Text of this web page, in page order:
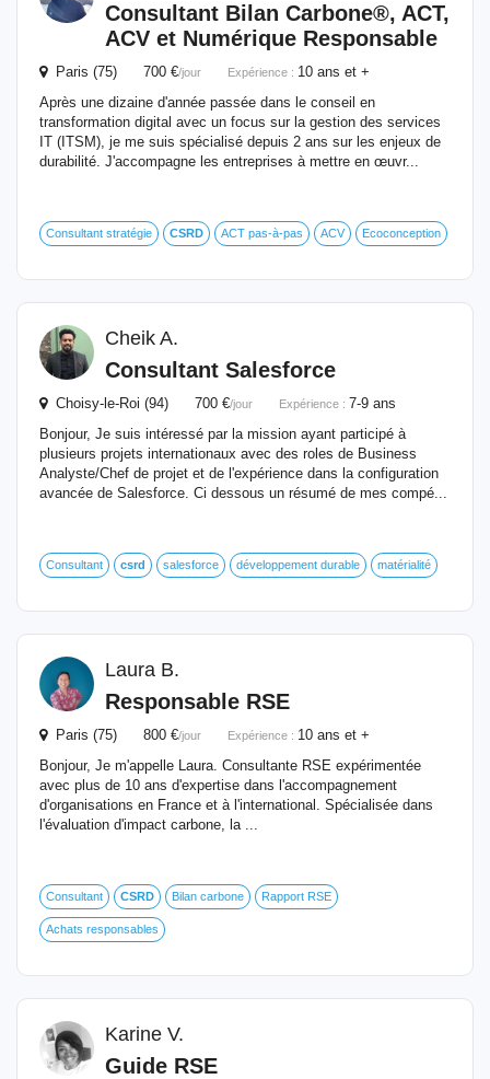
Consultant Bilan Carbone®, ACT,
ACV et Numérique Responsable
Paris (75) 700 €/jour Expérience : 10 ans et +
Après une dizaine d'année passée dans le conseil en
transformation digital avec un focus sur la gestion des services
IT (ITSM), je me suis spécialisé depuis 2 ans sur les enjeux de
durabilité. J'accompagne les entreprises à mettre en œuvr...
Consultant stratégie CSRD ACT pas-à-pas ACV Ecoconception
Cheik A.
Consultant Salesforce
Choisy-le-Roi (94) 700 €/jour Expérience : 7-9 ans
Bonjour, Je suis intéressé par la mission ayant participé à
plusieurs projets internationaux avec des roles de Business
Analyste/Chef de projet et de l'expérience dans la configuration
avancée de Salesforce. Ci dessous un résumé de mes compé...
Consultant csrd salesforce développement durable matérialité
Laura B.
Responsable RSE
Paris (75) 800 €/jour Expérience : 10 ans et +
Bonjour, Je m'appelle Laura. Consultante RSE expérimentée
avec plus de 10 ans d'expertise dans l'accompagnement
d'organisations en France et à l'international. Spécialisée dans
l'évaluation d'impact carbone, la ...
Consultant CSRD Bilan carbone Rapport RSE
Achats responsables
Karine V.
Guide RSE